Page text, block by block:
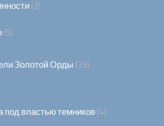
(2)
(5)
Золотой Орды (33)
под властью темников (4)